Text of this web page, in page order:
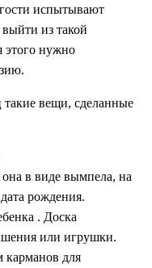
испытывают
из такой
этого нужно
вещи, сделанные
в виде вымпела, на
рождения.
. Доска
или игрушки.
карманов для